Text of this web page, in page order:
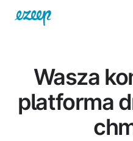
Wasza
platforma